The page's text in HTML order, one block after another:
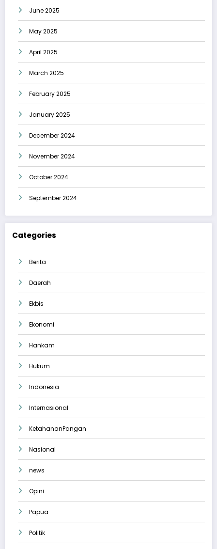
June 2025
May 2025
April 2025
March 2025
February 2025
January 2025
December 2024
November 2024
October 2024
September 2024
Categories
Berita
Daerah
Ekbis
Ekonomi
Hankam
Hukum
Indonesia
Internasional
KetahananPangan
Nasional
news
Opini
Papua
Politik